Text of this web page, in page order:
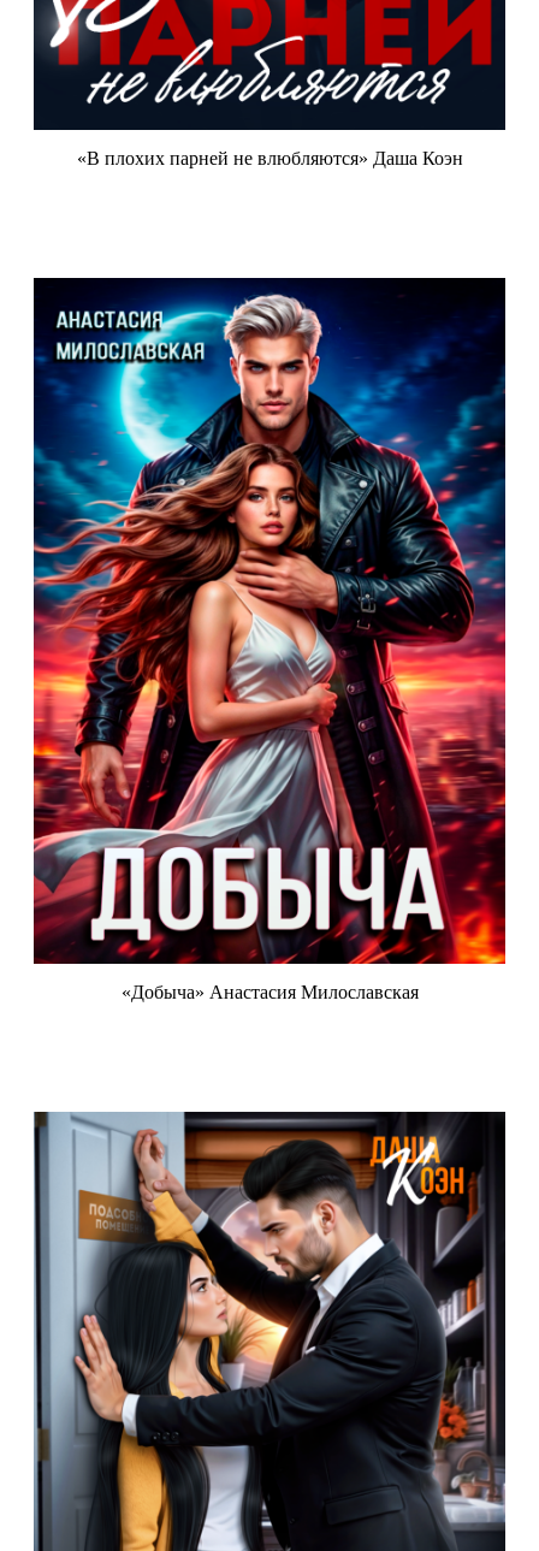
«В плохих парней не влюбляются» Даша Коэн
«Добыча» Анастасия Милославская